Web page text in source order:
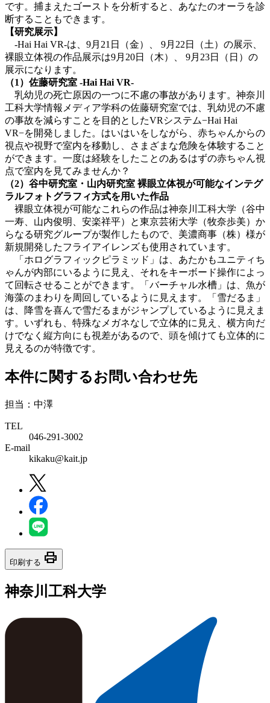
です。捕まえたゴーストを分析すると、あなたのオーラを診
断することもできます。
【研究展示】
-Hai Hai VR-は、9月21日（金）、 9月22日（土）の展示、
裸眼立体視の作品展示は9月20日（木）、 9月23日（日）の
展示になります。
（1）佐藤研究室 -Hai Hai VR-
乳幼児の死亡原因の一つに不慮の事故があります。神奈川
工科大学情報メディア学科の佐藤研究室では、乳幼児の不慮
の事故を減らすことを目的としたVRシステム−Hai Hai
VR−を開発しました。はいはいをしながら、赤ちゃんからの
視点や視野で室内を移動し、さまざまな危険を体験すること
ができます。一度は経験をしたことのあるはずの赤ちゃん視
点で室内を見てみませんか？
（2）谷中研究室・山内研究室 裸眼立体視が可能なインテグ
ラルフォトグラフィ方式を用いた作品
裸眼立体視が可能なこれらの作品は神奈川工科大学（谷中
一寿、山内俊明、安楽祥平）と東京芸術大学（牧奈歩美）か
らなる研究グループが製作したもので、美濃商事（株）様が
新規開発したフライアイレンズも使用されています。
「ホログラフィックピラミッド」は、あたかもユニティち
ゃんが内部にいるように見え、それをキーボード操作によっ
て回転させることができます。「バーチャル水槽」は、魚が
海藻のまわりを周回しているように見えます。「雪だるま」
は、降雪を喜んで雪だるまがジャンプしているように見えま
す。いずれも、特殊なメガネなしで立体的に見え、横方向だ
けでなく縦方向にも視差があるので、頭を傾けても立体的に
見えるのが特徴です。
本件に関するお問い合わせ先
担当：中澤
TEL
046-291-3002
E-mail
kikaku@kait.jp
印刷する print
神奈川工科大学